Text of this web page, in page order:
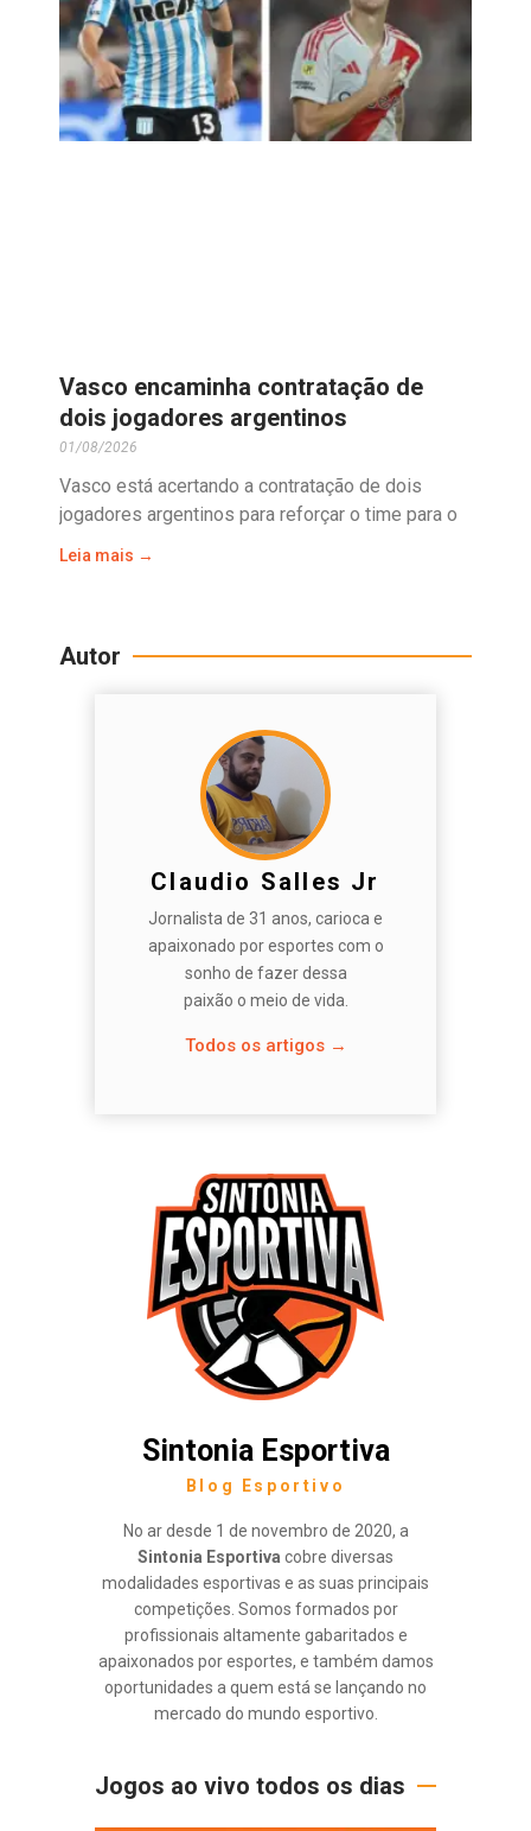
Vasco encaminha contratação de
dois jogadores argentinos
01/08/2026
Vasco está acertando a contratação de dois
jogadores argentinos para reforçar o time para o
Leia mais →
Autor
Claudio Salles Jr
Jornalista de 31 anos, carioca e
apaixonado por esportes com o
sonho de fazer dessa
paixão o meio de vida.
Todos os artigos →
Sintonia Esportiva
Blog Esportivo
No ar desde 1 de novembro de 2020, a
Sintonia Esportiva cobre diversas
modalidades esportivas e as suas principais
competições. Somos formados por
profissionais altamente gabaritados e
apaixonados por esportes, e também damos
oportunidades a quem está se lançando no
mercado do mundo esportivo.
Jogos ao vivo todos os dias